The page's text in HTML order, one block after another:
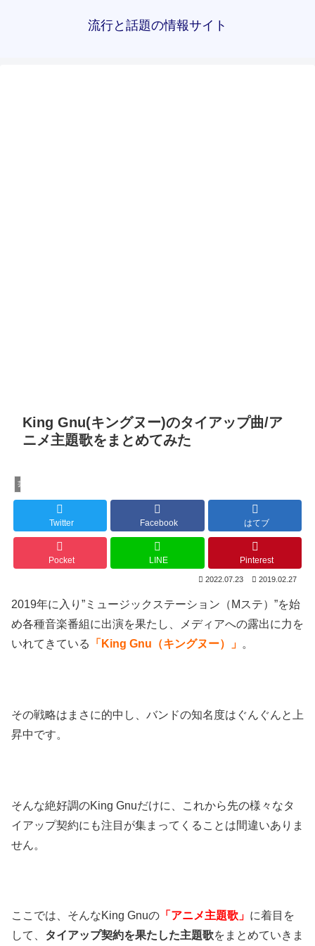
流行と話題の情報サイト
King Gnu(キングヌー)のタイアップ曲/ア
ニメ主題歌をまとめてみた
芸能
Twitter Facebook はてブ
Pocket LINE Pinterest
2022.07.23 2019.02.27
2019年に入り”ミュージックステーション（Mステ）”を始
め各種音楽番組に出演を果たし、メディアへの露出に力を
いれてきている
「King Gnu（キングヌー）」 。
その戦略はまさに的中し、バンドの知名度はぐんぐんと上
昇中です。
そんな絶好調のKing Gnuだけに、これから先の様々なタ
イアップ契約にも注目が集まってくることは間違いありま
せん。
ここでは、そんなKing Gnuの 「アニメ主題歌」 に着目を
して、 タイアップ契約を果たした主題歌をまとめていきま